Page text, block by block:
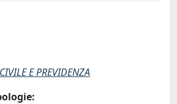
E PREVIDENZA